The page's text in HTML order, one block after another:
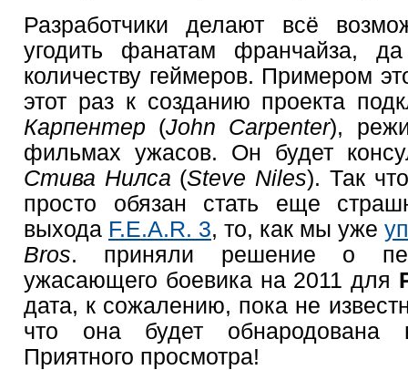
Разработчики делают всё
угодить фанатам франчайза,
количеству геймеров. Примером
этот раз к созданию проекта
Карпентер (John Carpenter),
фильмах ужасов. Он будет
Стива Нилса (Steve Niles). Так
просто обязан стать еще
выхода F.E.A.R. 3, то, как мы уже
Bros. приняли решение о
ужасающего боевика на 2011 для
дата, к сожалению, пока не
что она будет
Приятного просмотра!